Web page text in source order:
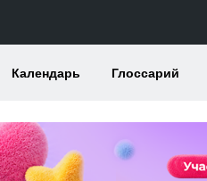
Календарь Глоссарий